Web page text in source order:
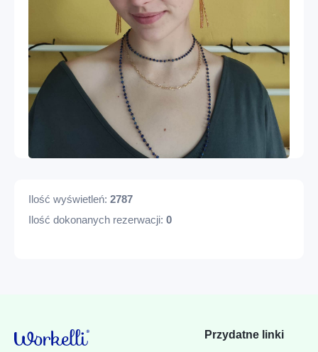
Ilość wyświetleń: 2787
Ilość dokonanych rezerwacji: 0
Przydatne linki